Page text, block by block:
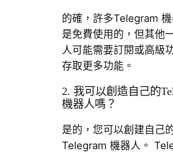
的確，許多Telegram
是免費使用的，但其他
人可能需要訂閱或高級
存取更多功能。
2. 我可以創造自己的
機器人嗎？
是的，您可以創建自己
Telegram 機器人。